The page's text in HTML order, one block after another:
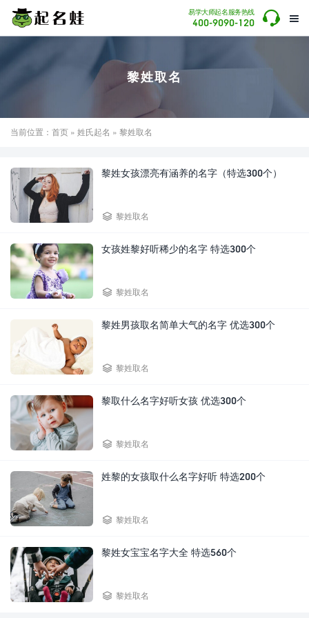

易学大师起名服务热线
400-9090-120 
黎姓取名
当前位置： 首页 » 姓氏起名 » 黎姓取名
黎姓女孩漂亮有涵养的名字（特选300个）
 黎姓取名
女孩姓黎好听稀少的名字 特选300个
 黎姓取名
黎姓男孩取名简单大气的名字 优选300个
 黎姓取名
黎取什么名字好听女孩 优选300个
 黎姓取名
姓黎的女孩取什么名字好听 特选200个
 黎姓取名
黎姓女宝宝名字大全 特选560个
 黎姓取名